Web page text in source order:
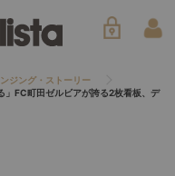
ジング・ストーリー
」FC町田ゼルビアが誇る2枚看板、デ